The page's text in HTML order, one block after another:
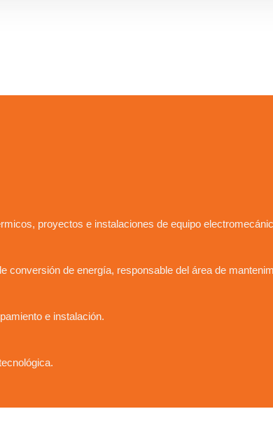
proyectos e instalaciones de equipo
conversión de energía, responsable del área de
e instalación.